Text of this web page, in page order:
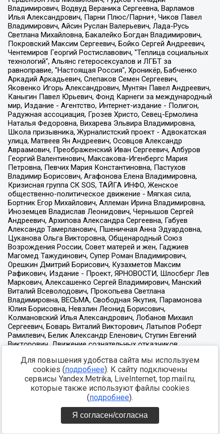
Для повышения удобства сайта мы используем
cookies (подробнее). К сайту подключены
сервисы Yandex.Metrika, LiveInternet, top.mail.ru,
которые также используют файлы cookies
(подробнее).
Я согласен/согласна